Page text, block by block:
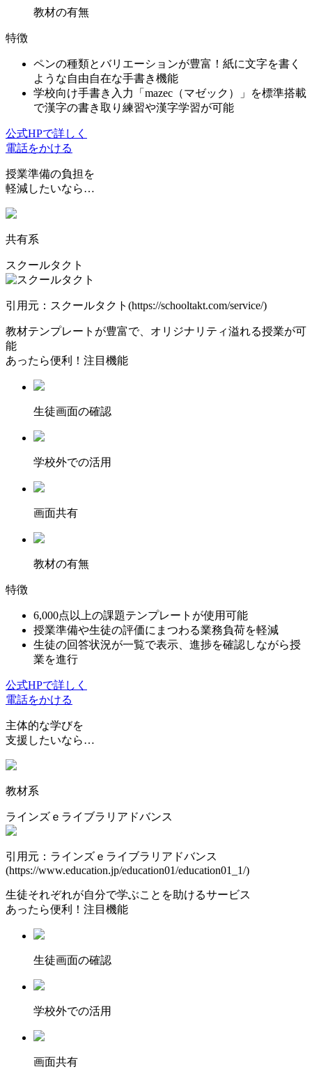
教材の有無
特徴
ペンの種類とバリエーションが豊富！紙に文字を書く
ような自由自在な手書き機能
学校向け手書き入力「mazec（マゼック）」を標準搭載
で漢字の書き取り練習や漢字学習が可能
公式HPで詳しく
電話をかける
授業準備の負担を
軽減したいなら…
共有系
スクールタクト
引用元：スクールタクト(https://schooltakt.com/service/)
教材テンプレートが豊富で、オリジナリティ溢れる授業が可
能
あったら便利！注目機能
⽣徒画⾯の確認
学校外での活用
画面共有
教材の有無
特徴
6,000点以上の課題テンプレートが使用可能
授業準備や生徒の評価にまつわる業務負荷を軽減
生徒の回答状況が一覧で表示、進捗を確認しながら授
業を進行
公式HPで詳しく
電話をかける
主体的な学びを
支援したいなら…
教材系
ラインズｅライブラリアドバンス
引用元：ラインズｅライブラリアドバンス
(https://www.education.jp/education01/education01_1/)
生徒それぞれが自分で学ぶことを助けるサービス
あったら便利！注目機能
⽣徒画⾯の確認
学校外での活用
画面共有